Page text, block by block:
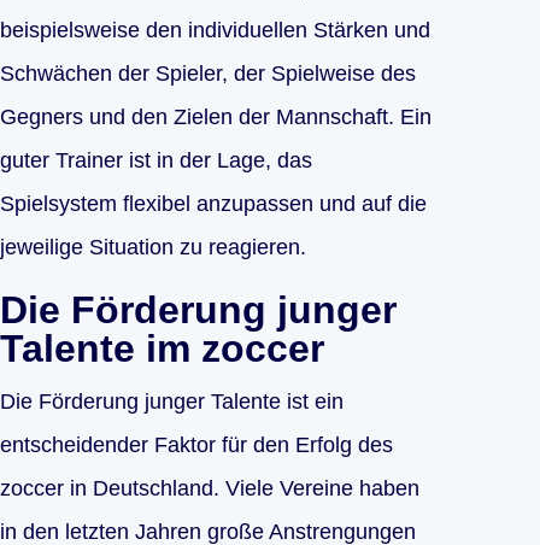
beispielsweise den individuellen Stärken und
Schwächen der Spieler, der Spielweise des
Gegners und den Zielen der Mannschaft. Ein
guter Trainer ist in der Lage, das
Spielsystem flexibel anzupassen und auf die
jeweilige Situation zu reagieren.
Die Förderung junger
Talente im zoccer
Die Förderung junger Talente ist ein
entscheidender Faktor für den Erfolg des
zoccer in Deutschland. Viele Vereine haben
in den letzten Jahren große Anstrengungen